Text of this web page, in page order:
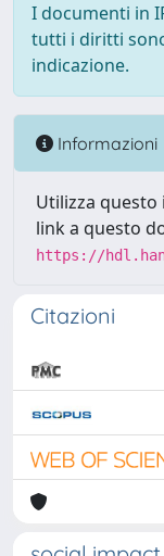
I documenti in
tutti i diritti
indicazione.
Informazioni
Utilizza
link a questo
https://
Citazioni